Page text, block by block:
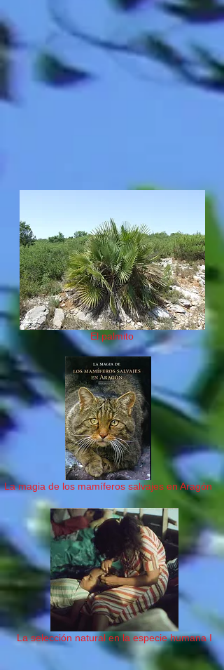
El palmito
La magia de los mamíferos salvajes en Aragón
La selección natural en la especie humana I